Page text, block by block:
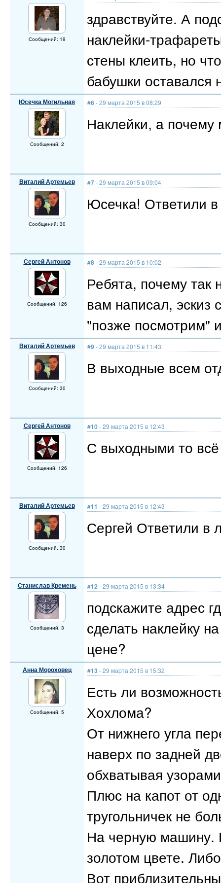
Сообщений: 19
здравствуйте. А
наклейки-
стены клеить, но
бабушки оставался
Юсечка Могильная
Сообщений: 2
#6- 29 марта 2015 в 08:29
Наклейки, а
Виталий Артемьев
Сообщений: 30
#7- 29 марта 2015 в 09:04
Юсечка! Ответили
Сергей Антонов
Сообщений: 126
#8- 29 марта 2015 в 10:02
Ребята, почему
вам написал, эскиз
"позже посмотрим"
Виталий Артемьев
Сообщений: 30
#9- 29 марта 2015 в 11:43
В выходные всем
Сергей Антонов
Сообщений: 126
#10- 29 марта 2015 в 12:43
С выходными то всё
Виталий Артемьев
Сообщений: 30
#11 - 29 марта 2015 в 12:43
Сергей Ответили в
Станислав Кремень
Сообщений: 3
#12 - 29 марта 2015 в 13:34
подскажите адрес
сделать наклейку
цене?
Анна Мороховец
Сообщений: 5
#13 - 29 марта 2015 в 15:32
Есть ли
Хохлома?
От нижнего угла
наверх по задней
обхватывая
Плюс на капот от
тругольничек не
На черную машину.
золотом цвете.
Вот